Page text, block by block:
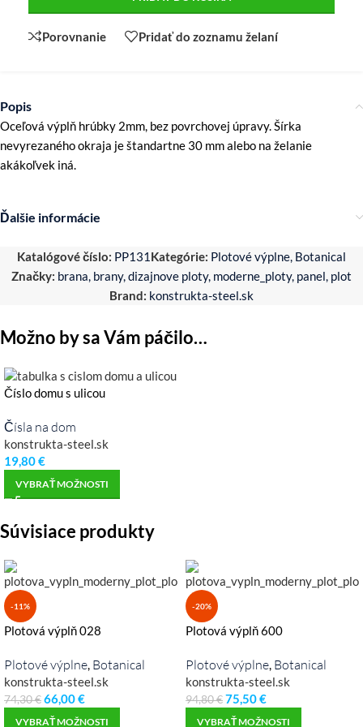
Porovnanie Pridať do zoznamu želaní
Popis
Oceľová výplň hrúbky 2mm, bez povrchovej úpravy. Šírka
nevyrezaného okraja je štandartne 30 mm alebo na želanie
akákoľvek iná.
Ďalšie informácie
Katalógové číslo: PP131 Kategórie: Plotové výplne, Botanical
Značky: brana, brany,dizajnove ploty, moderne_ploty, panel, plot
Brand: konstrukta-steel.sk
Možno by sa Vám páčilo…
Číslo domu s ulicou
Čísla na dom
konstrukta-steel.sk
19,80€
VYBRAŤ MOŽNOSTI
Súvisiace produkty
-11%
Plotová výplň 028
Plotové výplne, Botanical
konstrukta-steel.sk
74,30€66,00€
VYBRAŤ MOŽNOSTI
-20%
Plotová výplň 600
Plotové výplne, Botanical
konstrukta-steel.sk
94,80€75,50€
VYBRAŤ MOŽNOSTI